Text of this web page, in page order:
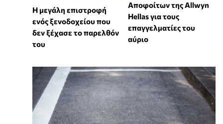
Η μεγάλη επιστροφή
ενός ξενοδοχείου που
δεν ξέχασε το παρελθόν
του
Αποφοίτων της Allwyn
Hellas για τους
επαγγελματίες του
αύριο